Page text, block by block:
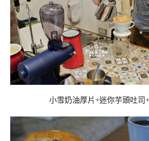
小雪奶油厚片+迷你芋頭吐司